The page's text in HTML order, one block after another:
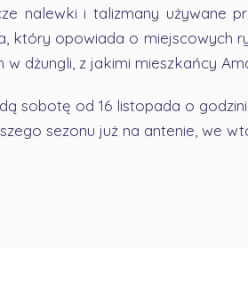
nalewki i talizmany używane
który opowiada o miejscowych
dżungli, z jakimi mieszkańcy
sobotę od 16 listopada o
sezonu już na antenie, we